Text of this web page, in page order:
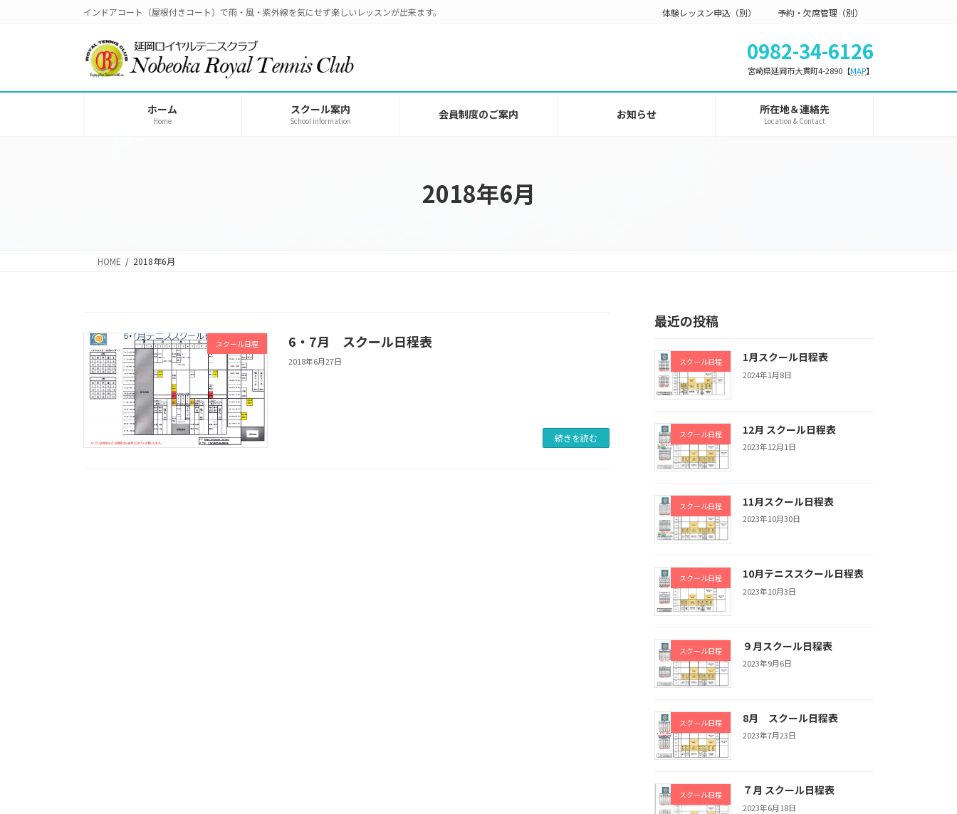
へ
ョ
インドアコート（屋根付きコート）で雨・風・紫外線を気にせず楽しいレッスンが出来ます。 体験レッスン申込（別） 予約・欠席管理（別）
0982-34-6126
宮崎県延岡市大貫町4-2890【MAP】
ホーム
Home
スクール案内
School information 会員制度のご案内 お知らせ 所在地＆連絡先
Location & Contact
2018年6月
HOME 2018年6月
スクール日程 6・7月 スクール日程表
2018年6月27日
続きを読む
最近の投稿
スクール日程 1月スクール日程表
2024年1月8日
スクール日程 12月 スクール日程表
2023年12月1日
スクール日程 11月スクール日程表
2023年10月30日
スクール日程 10月テニススクール日程表
2023年10月3日
スクール日程 ９月スクール日程表
2023年9月6日
スクール日程 8月 スクール日程表
2023年7月23日
スクール日程 ７月 スクール日程表
2023年6月18日